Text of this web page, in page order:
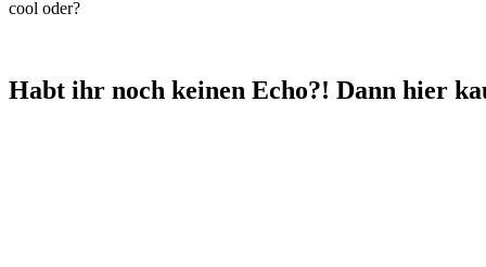
cool oder?
Habt ihr noch keinen Echo?! Dann hier